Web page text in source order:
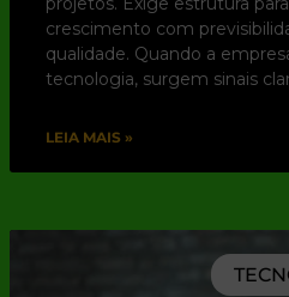
crescimento com
qualidade. Quando a
tecnologia, surgem sinais
LEIA MAIS »